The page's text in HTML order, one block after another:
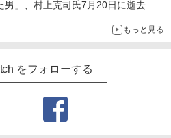
男」、村上克司氏7月20日に逝去
もっと見る
をフォローする